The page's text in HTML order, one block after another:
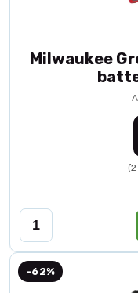
Milwaukee
-62%